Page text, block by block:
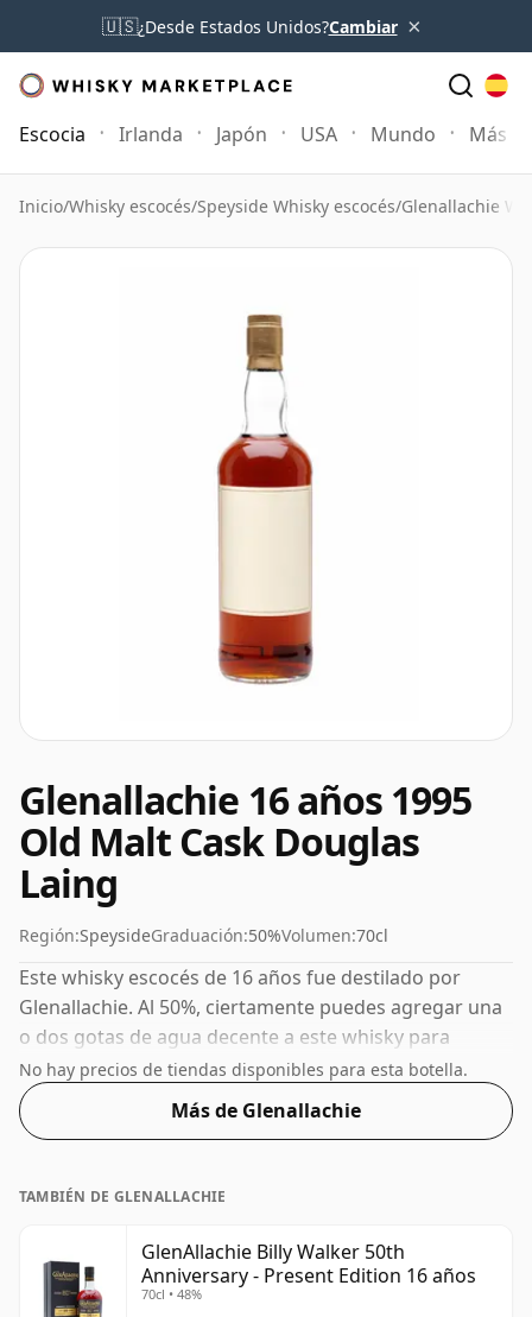
🇺🇸¿Desde Estados Unidos?Cambiar ×
Escocia Irlanda Japón USA Mundo Más
Inicio/Whisky escocés/Speyside Whisky escocés/Glenallachie
Glenallachie 16 años 1995
Old Malt Cask Douglas
Laing
Región:SpeysideGraduación:50%Volumen:70cl
Este whisky escocés de 16 años fue destilado por
Glenallachie. Al 50%, ciertamente puedes agregar una
o dos gotas de agua decente a este whisky para
realzar la textura y abrir el espíritu.
No hay precios de tiendas disponibles para esta botella.
Más de Glenallachie
TAMBIÉN DE GLENALLACHIE
GlenAllachie Billy Walker 50th
Anniversary - Present Edition 16 años
70cl • 48%